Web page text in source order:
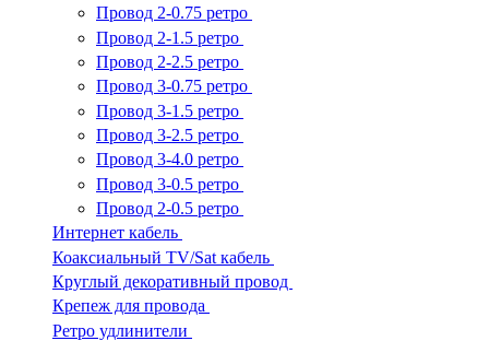
Провод 2-0.75 ретро
Провод 2-1.5 ретро
Провод 2-2.5 ретро
Провод 3-0.75 ретро
Провод 3-1.5 ретро
Провод 3-2.5 ретро
Провод 3-4.0 ретро
Провод 3-0.5 ретро
Провод 2-0.5 ретро
Интернет кабель
Коаксиальный TV/Sat кабель
Круглый декоративный провод
Крепеж для провода
Ретро удлинители